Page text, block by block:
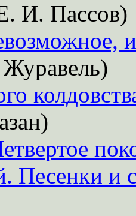
И. Пассов)
Песенки и